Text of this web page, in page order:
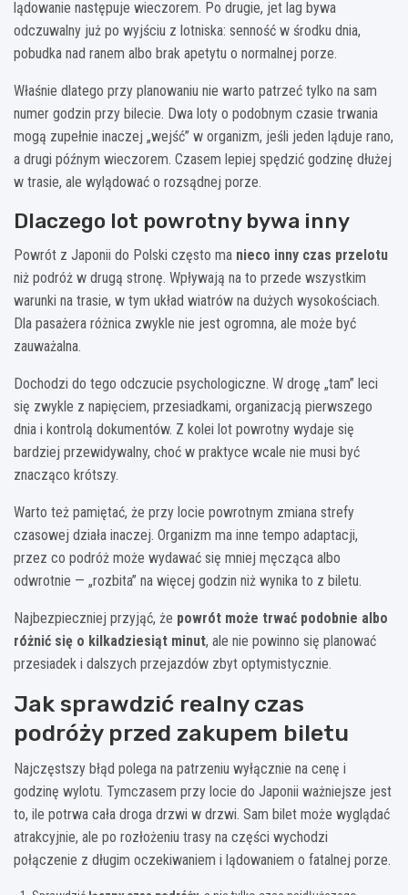
lądowanie następuje wieczorem. Po drugie, jet lag bywa
odczuwalny już po wyjściu z lotniska: senność w środku dnia,
pobudka nad ranem albo brak apetytu o normalnej porze.
Właśnie dlatego przy planowaniu nie warto patrzeć tylko na sam
numer godzin przy bilecie. Dwa loty o podobnym czasie trwania
mogą zupełnie inaczej „wejść” w organizm, jeśli jeden ląduje rano,
a drugi późnym wieczorem. Czasem lepiej spędzić godzinę dłużej
w trasie, ale wylądować o rozsądnej porze.
Dlaczego lot powrotny bywa inny
Powrót z Japonii do Polski często ma nieco inny czas przelotu
niż podróż w drugą stronę. Wpływają na to przede wszystkim
warunki na trasie, w tym układ wiatrów na dużych wysokościach.
Dla pasażera różnica zwykle nie jest ogromna, ale może być
zauważalna.
Dochodzi do tego odczucie psychologiczne. W drogę „tam” leci
się zwykle z napięciem, przesiadkami, organizacją pierwszego
dnia i kontrolą dokumentów. Z kolei lot powrotny wydaje się
bardziej przewidywalny, choć w praktyce wcale nie musi być
znacząco krótszy.
Warto też pamiętać, że przy locie powrotnym zmiana strefy
czasowej działa inaczej. Organizm ma inne tempo adaptacji,
przez co podróż może wydawać się mniej męcząca albo
odwrotnie — „rozbita” na więcej godzin niż wynika to z biletu.
Najbezpieczniej przyjąć, że powrót może trwać podobnie albo
różnić się o kilkadziesiąt minut, ale nie powinno się planować
przesiadek i dalszych przejazdów zbyt optymistycznie.
Jak sprawdzić realny czas
podróży przed zakupem biletu
Najczęstszy błąd polega na patrzeniu wyłącznie na cenę i
godzinę wylotu. Tymczasem przy locie do Japonii ważniejsze jest
to, ile potrwa cała droga drzwi w drzwi. Sam bilet może wyglądać
atrakcyjnie, ale po rozłożeniu trasy na części wychodzi
połączenie z długim oczekiwaniem i lądowaniem o fatalnej porze.